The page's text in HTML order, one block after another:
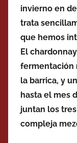
invierno en
trata
que hemos
El
fermentación
la barrica, y
hasta el mes
juntan los
compleja